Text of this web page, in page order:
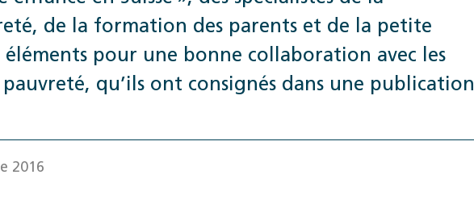
de la formation des ­parents et de la petite
pour une bonne collaboration avec les
qu’ils ont consignés dans une publication
2016